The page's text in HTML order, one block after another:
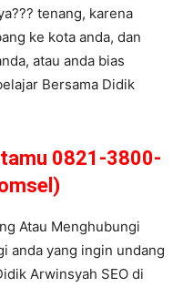
tenang, karena
ke kota anda, dan
atau anda bias
Bersama Didik
0821-3800-
Atau Menghubungi
anda yang ingin undang
Arwinsyah SEO di